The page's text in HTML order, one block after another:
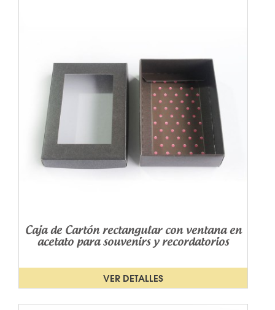
Caja de Cartón rectangular con ventana en
acetato para souvenirs y recordatorios
VER DETALLES